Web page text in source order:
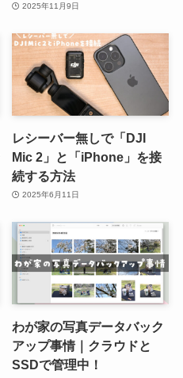
2025年11月9日
レシーバー無しで「DJI
Mic 2」と「iPhone」を接
続する方法
2025年6月11日
わが家の写真データバック
アップ事情｜クラウドと
SSDで管理中！